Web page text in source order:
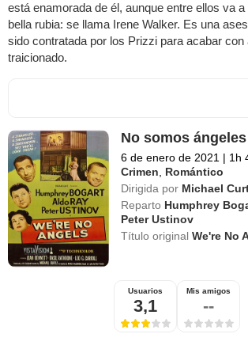
está enamorada de él, aunque entre ellos va
bella rubia: se llama Irene Walker. Es una
sido contratada por los Prizzi para acabar con
traicionado.
No somos ángeles
6 de enero de 2021 | 1h
Crimen, Romántico
Dirigida por Michael
Reparto Humphrey
Peter Ustinov
Título originalWe're No
Usuarios
3,1
Mis amigos
--